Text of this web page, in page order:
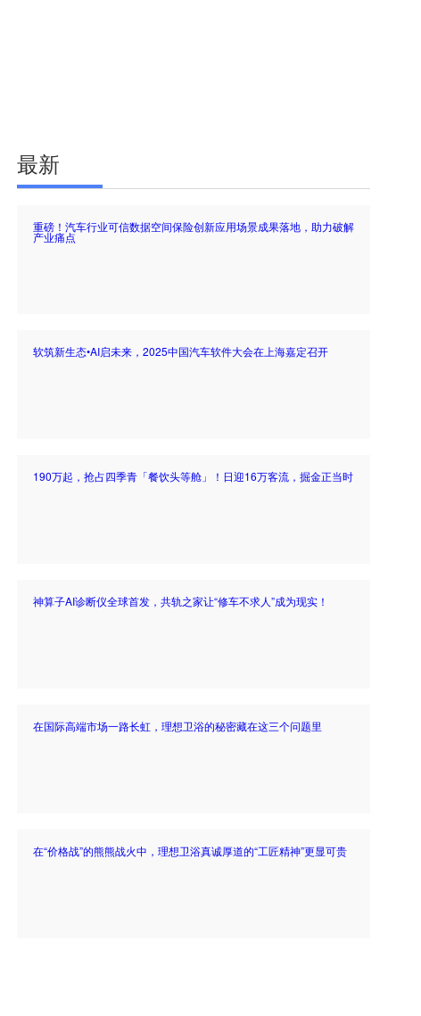
最新
重磅！汽车行业可信数据空间保险创新应用场景成果落地，助力破解
产业痛点
软筑新生态•AI启未来，2025中国汽车软件大会在上海嘉定召开
190万起，抢占四季青「餐饮头等舱」！日迎16万客流，掘金正当时
神算子AI诊断仪全球首发，共轨之家让“修车不求人”成为现实！
在国际高端市场一路长虹，理想卫浴的秘密藏在这三个问题里
在“价格战”的熊熊战火中，理想卫浴真诚厚道的“工匠精神”更显可贵